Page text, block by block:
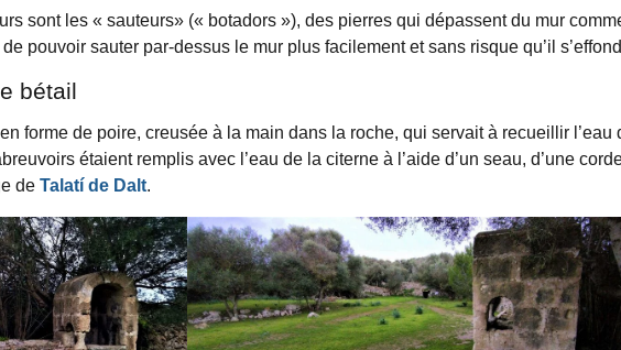
sont les « sauteurs» (« botadors »), des pierres qui dépassent du mur
pouvoir sauter par-dessus le mur plus facilement et sans risque qu’il
bétail
forme de poire, creusée à la main dans la roche, qui servait à recueillir l’eau
étaient remplis avec l’eau de la citerne à l’aide d’un seau, d’une
de Talatí de Dalt.